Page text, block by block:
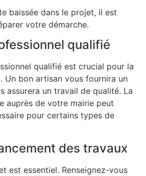
baissée dans le projet, il est
votre démarche.
qualifié
qualifié est crucial pour la
Un bon artisan vous fournira un
assurera un travail de qualité. La
auprès de votre mairie peut
pour certains types de
des travaux
est essentiel. Renseignez-vous